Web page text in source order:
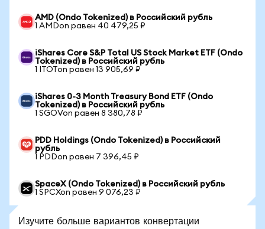
AMD (Ondo Tokenized) в Российский рубль
1 AMDon равен 40 479,25 ₽
iShares Core S&P Total US Stock Market ETF (Ondo
Tokenized) в Российский рубль
1 ITOTon равен 13 905,69 ₽
iShares 0-3 Month Treasury Bond ETF (Ondo
Tokenized) в Российский рубль
1 SGOVon равен 8 380,78 ₽
PDD Holdings (Ondo Tokenized) в Российский
рубль
1 PDDon равен 7 396,45 ₽
SpaceX (Ondo Tokenized) в Российский рубль
1 SPCXon равен 9 076,23 ₽
Изучите больше вариантов конвертации